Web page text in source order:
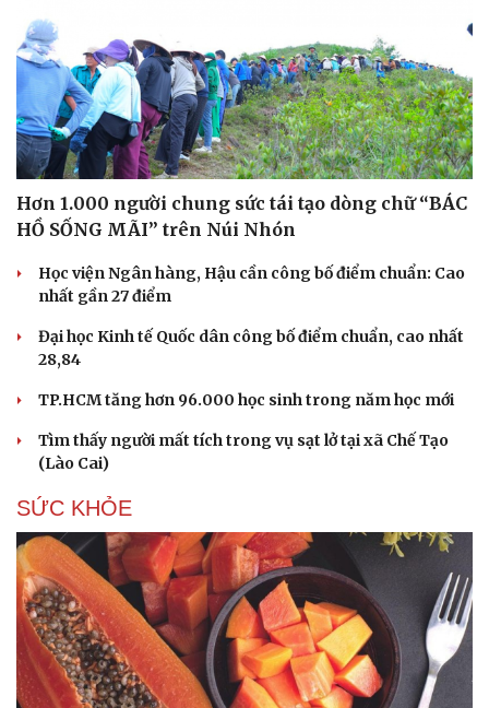
Hơn 1.000 người chung sức tái tạo dòng chữ “BÁC
HỒ SỐNG MÃI” trên Núi Nhón
Học viện Ngân hàng, Hậu cần công bố điểm chuẩn: Cao
nhất gần 27 điểm
Đại học Kinh tế Quốc dân công bố điểm chuẩn, cao nhất
28,84
TP.HCM tăng hơn 96.000 học sinh trong năm học mới
Tìm thấy người mất tích trong vụ sạt lở tại xã Chế Tạo
(Lào Cai)
SỨC KHỎE